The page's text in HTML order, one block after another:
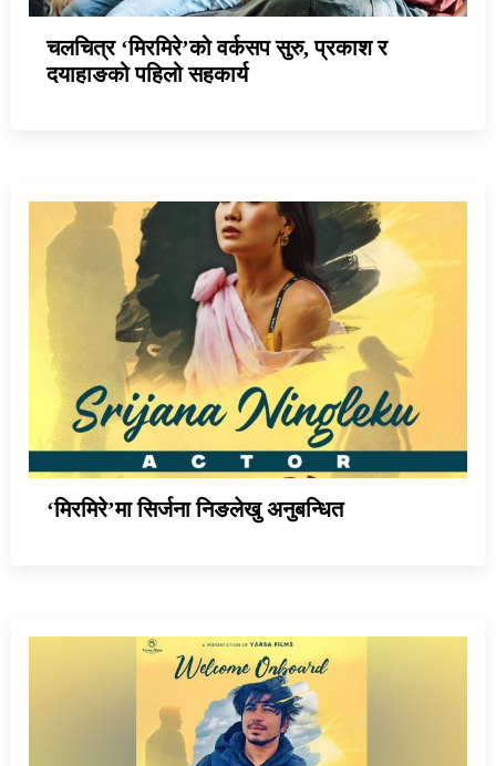
चलचित्र ‘मिरमिरे’को वर्कसप सुरु, प्रकाश र
दयाहाङको पहिलो सहकार्य
‘मिरमिरे’मा सिर्जना निङलेखु अनुबन्धित